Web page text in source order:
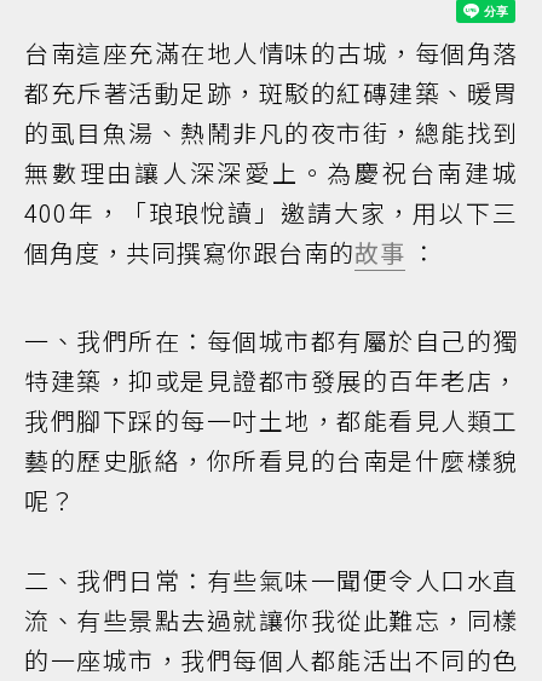
台南這座充滿在地人情味的古城，每個角落
都充斥著活動足跡，斑駁的紅磚建築、暖胃
的虱目魚湯、熱鬧非凡的夜市街，總能找到
無數理由讓人深深愛上。為慶祝台南建城
400年，「琅琅悅讀」邀請大家，用以下三
個角度，共同撰寫你跟台南的故事 ：
一、我們所在：每個城市都有屬於自己的獨
特建築，抑或是見證都市發展的百年老店，
我們腳下踩的每一吋土地，都能看見人類工
藝的歷史脈絡，你所看見的台南是什麼樣貌
呢？
二、我們日常：有些氣味一聞便令人口水直
流、有些景點去過就讓你我從此難忘，同樣
的一座城市，我們每個人都能活出不同的色